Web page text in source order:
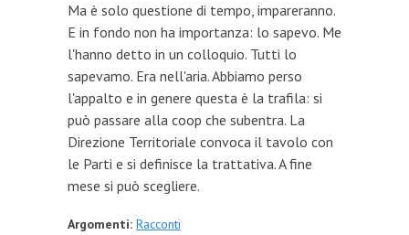
Ma è solo questione di tempo, impareranno.
E in fondo non ha importanza: lo sapevo. Me
l'hanno detto in un colloquio. Tutti lo
sapevamo. Era nell'aria. Abbiamo perso
l'appalto e in genere questa è la trafila: si
può passare alla coop che subentra. La
Direzione Territoriale convoca il tavolo con
le Parti e si definisce la trattativa. A fine
mese si può scegliere.
Argomenti: Racconti